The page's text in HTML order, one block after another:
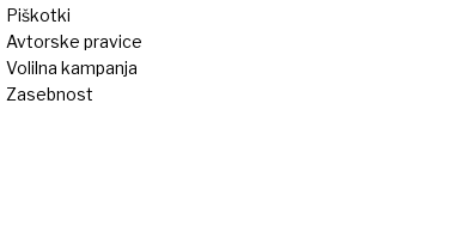
Piškotki
Avtorske pravice
Volilna kampanja
Zasebnost